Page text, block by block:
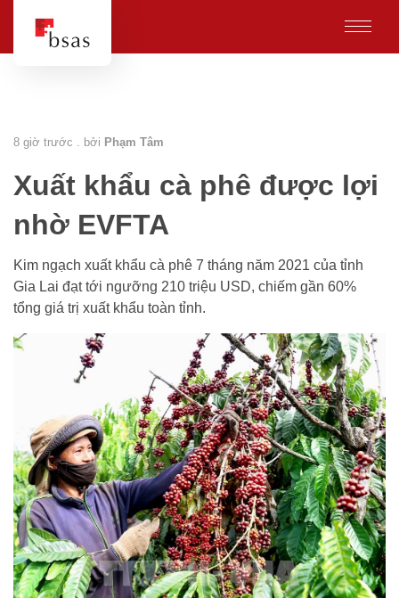
8 giờ trước . bởi Phạm Tâm
Xuất khẩu cà phê được lợi
nhờ EVFTA
Kim ngạch xuất khẩu cà phê 7 tháng năm 2021 của tỉnh
Gia Lai đạt tới ngưỡng 210 triệu USD, chiếm gần 60%
tổng giá trị xuất khẩu toàn tỉnh.